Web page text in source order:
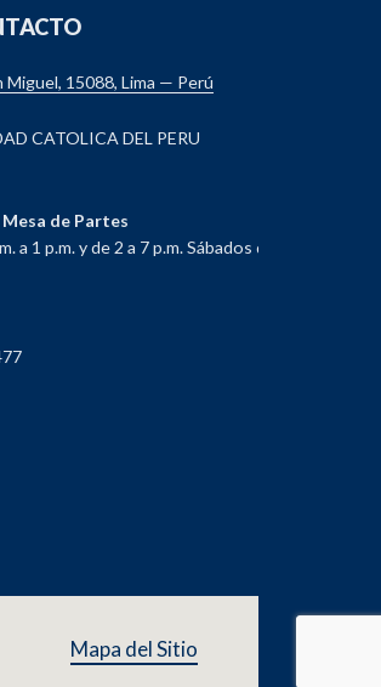
Miguel, 15088, Lima — Perú
CATOLICA DEL PERU
de Partes
a 1 p.m. y de 2 a 7 p.m. Sábados de 8
Mapa del Sitio